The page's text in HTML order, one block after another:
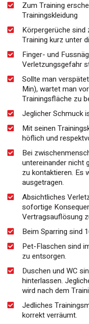
Zum Training
Trainingskleidung
Körpergerüche sind
Training kurz unter
Finger- und
Verletzungsgefahr
Sollte man
Min), wartet man
Trainingsfläche zu
Jeglicher Schmuck
Mit seinen
höflich und
Bei
untereinander nicht
zu kontaktieren. Es
ausgetragen.
Absichtliches
sofortige
Vertragsauflösung
Beim Sparring sind
Pet-Flaschen sind
zu entsorgen.
Duschen und WC
hinterlassen.
wird nach dem
Jedliches
korrekt verräumt.